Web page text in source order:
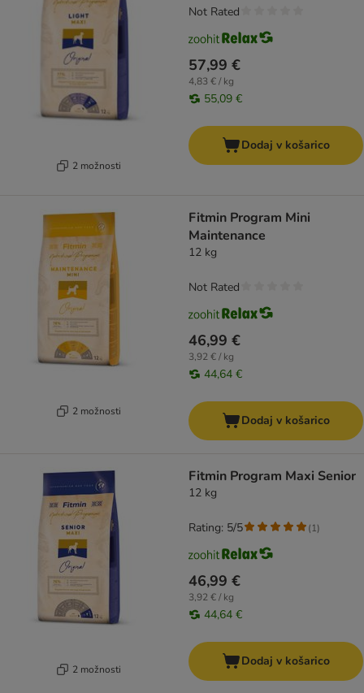
2 možnosti
57,99 €
4,83 € / kg
55,09 €
Not Rated
Dodaj v košarico
2 možnosti
Fitmin Program Mini
Maintenance
12 kg
46,99 €
3,92 € / kg
44,64 €
Not Rated
Dodaj v košarico
2 možnosti
Fitmin Program Maxi Senior
12 kg
46,99 €
3,92 € / kg
44,64 €
Rating: 5/5 (1)
Dodaj v košarico